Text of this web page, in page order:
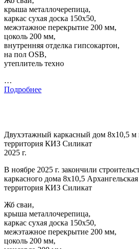
крыша металлочерепица,
каркас сухая доска 150х50,
межэтажное перекрытие 200 мм,
цоколь 200 мм,
внутренняя отделка гипсокартон,
на пол OSB,
утеплитель техно
…
Подробнее
Двухэтажный каркасный дом 8х10,5 м
территория КИЗ Силикат
2025 г.
В ноябре 2025 г. закончили
каркасного дома 8х10,5
территория КИЗ Силикат
Жб сваи,
крыша металлочерепица,
каркас сухая доска 150х50,
межэтажное перекрытие 200 мм,
цоколь 200 мм,